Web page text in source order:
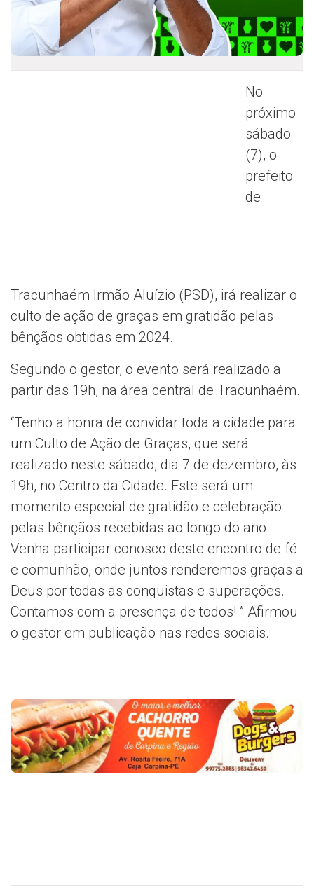
No
próximo
sábado
(7), o
prefeito
de
Tracunhaém Irmão Aluízio (PSD), irá realizar o
culto de ação de graças em gratidão pelas
bênçãos obtidas em 2024.
Segundo o gestor, o evento será realizado a
partir das 19h, na área central de Tracunhaém.
“Tenho a honra de convidar toda a cidade para
um Culto de Ação de Graças, que será
realizado neste sábado, dia 7 de dezembro, às
19h, no Centro da Cidade. Este será um
momento especial de gratidão e celebração
pelas bênçãos recebidas ao longo do ano.
Venha participar conosco deste encontro de fé
e comunhão, onde juntos renderemos graças a
Deus por todas as conquistas e superações.
Contamos com a presença de todos! ” Afirmou
o gestor em publicação nas redes sociais.